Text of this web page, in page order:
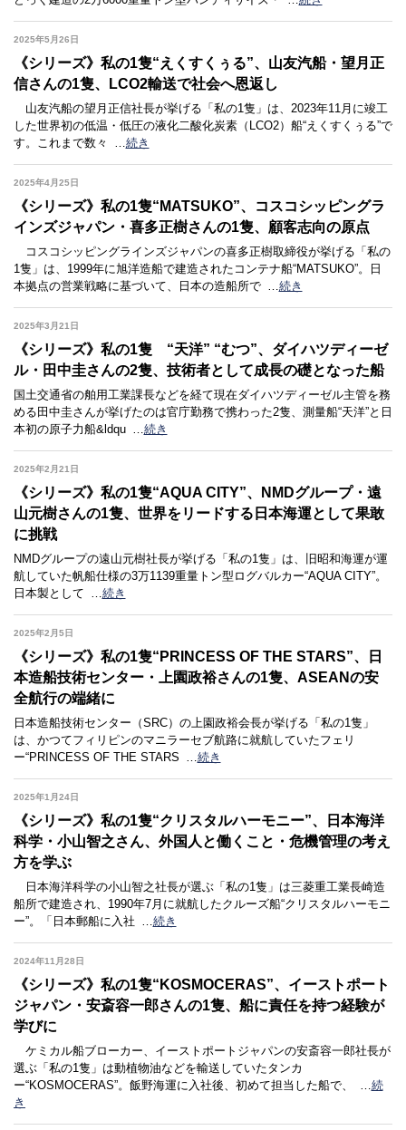
2025年5月26日
《シリーズ》私の1隻“えくすくぅる”、山友汽船・望月正
信さんの1隻、LCO2輸送で社会へ恩返し
山友汽船の望月正信社長が挙げる「私の1隻」は、2023年11月に竣工
した世界初の低温・低圧の液化二酸化炭素（LCO2）船“えくすくぅる”で
す。これまで数々
…続き
2025年4月25日
《シリーズ》私の1隻“MATSUKO”、コスコシッピングラ
インズジャパン・喜多正樹さんの1隻、顧客志向の原点
コスコシッピングラインズジャパンの喜多正樹取締役が挙げる「私の
1隻」は、1999年に旭洋造船で建造されたコンテナ船“MATSUKO”。日
本拠点の営業戦略に基づいて、日本の造船所で …続き
2025年3月21日
《シリーズ》私の1隻 “天洋” “むつ”、ダイハツディーゼ
ル・田中圭さんの2隻、技術者として成長の礎となった船
国土交通省の舶用工業課長などを経て現在ダイハツディーゼル主管を務
める田中圭さんが挙げたのは官庁勤務で携わった2隻、測量船“天洋”と日
本初の原子力船&ldqu …続き
2025年2月21日
《シリーズ》私の1隻“AQUA CITY”、NMDグループ・遠
山元樹さんの1隻、世界をリードする日本海運として果敢
に挑戦
NMDグループの遠山元樹社長が挙げる「私の1隻」は、旧昭和海運が運
航していた帆船仕様の3万1139重量トン型ログバルカー“AQUA CITY”。
日本製として …続き
2025年2月5日
《シリーズ》私の1隻“PRINCESS OF THE STARS”、日
本造船技術センター・上園政裕さんの1隻、ASEANの安
全航行の端緒に
日本造船技術センター（SRC）の上園政裕会長が挙げる「私の1隻」
は、かつてフィリピンのマニラーセブ航路に就航していたフェリ
ー“PRINCESS OF THE STARS …続き
2025年1月24日
《シリーズ》私の1隻“クリスタルハーモニー”、日本海洋
科学・小山智之さん、外国人と働くこと・危機管理の考え
方を学ぶ
日本海洋科学の小山智之社長が選ぶ「私の1隻」は三菱重工業長崎造
船所で建造され、1990年7月に就航したクルーズ船“クリスタルハーモニ
ー”。「日本郵船に入社 …続き
2024年11月28日
《シリーズ》私の1隻“KOSMOCERAS”、イーストポート
ジャパン・安斎容一郎さんの1隻、船に責任を持つ経験が
学びに
ケミカル船ブローカー、イーストポートジャパンの安斎容一郎社長が
選ぶ「私の1隻」は動植物油などを輸送していたタンカ
ー“KOSMOCERAS”。飯野海運に入社後、初めて担当した船で、
…続
き